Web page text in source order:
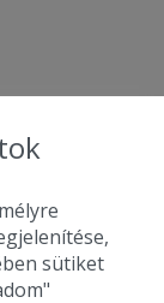
sütiket